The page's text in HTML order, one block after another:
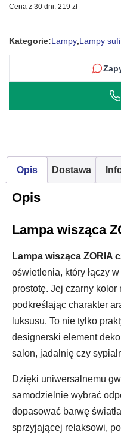
Cena z 30 dni: 219 zł
Kategorie:Lampy,Lampy
Opis Dostawa
Opis
Lampa wisząca
Lampa wisząca ZORIA
oświetlenia, który łączy
prostotę. Jej czarny kolor
podkreślając charakter
luksusu. To nie tylko
designerski element
salon, jadalnię czy
Dzięki uniwersalnemu
samodzielnie wybrać
dopasować barwę
sprzyjającej relaksowi,